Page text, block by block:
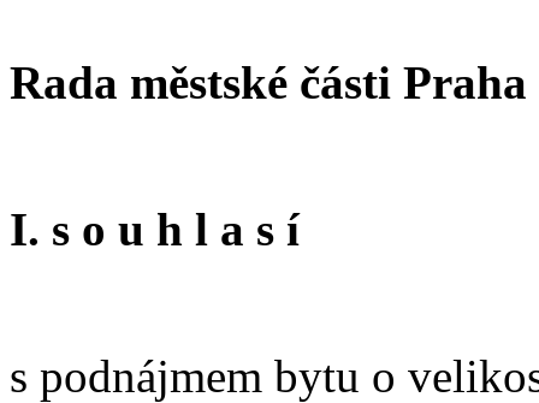
Rada městské části Praha
I. s o u h l a s í
s podnájmem bytu o